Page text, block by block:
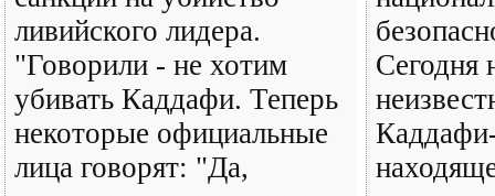
ливийского лидера.
"Говорили - не хотим
убивать Каддафи. Теперь
некоторые официальные
лица говорят: "Да,
Сегодня